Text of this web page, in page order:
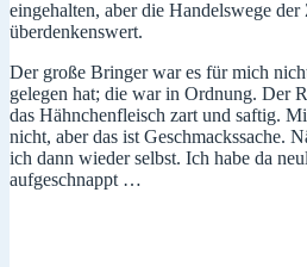
eingehalten, aber die Handelswege
überdenkenswert.
Der große Bringer war es für mich
gelegen hat; die war in Ordnung. Der
das Hähnchenfleisch zart und saftig.
nicht, aber das ist Geschmackssache.
ich dann wieder selbst. Ich habe da
aufgeschnappt …